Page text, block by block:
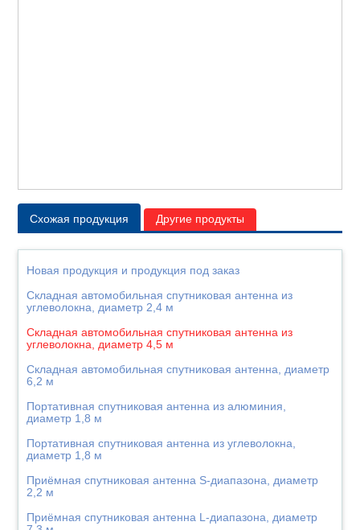
Схожая продукция Другие продукты
Новая продукция и продукция под заказ
Складная автомобильная спутниковая антенна из
углеволокна, диаметр 2,4 м
Складная автомобильная спутниковая антенна из
углеволокна, диаметр 4,5 м
Складная автомобильная спутниковая антенна, диаметр
6,2 м
Портативная спутниковая антенна из алюминия,
диаметр 1,8 м
Портативная спутниковая антенна из углеволокна,
диаметр 1,8 м
Приёмная спутниковая антенна S-диапазона, диаметр
2,2 м
Приёмная спутниковая антенна L-диапазона, диаметр